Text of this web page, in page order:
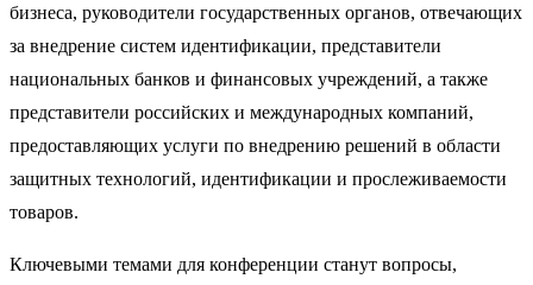
бизнеса, руководители государственных органов, отвечающих
за внедрение систем идентификации, представители
национальных банков и финансовых учреждений, а также
представители российских и международных компаний,
предоставляющих услуги по внедрению решений в области
защитных технологий, идентификации и прослеживаемости
товаров.
Ключевыми темами для конференции станут вопросы,